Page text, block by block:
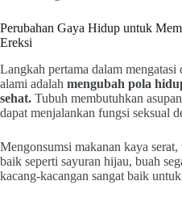
Perubahan Gaya Hidup untuk
Ereksi
Langkah pertama dalam mengatasi
alami adalah mengubah pola
sehat. Tubuh membutuhkan
dapat menjalankan fungsi seksual
Mengonsumsi makanan kaya
baik seperti sayuran hijau, buah
kacang-kacangan sangat baik